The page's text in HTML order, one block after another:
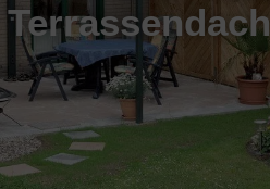
Terrassendach